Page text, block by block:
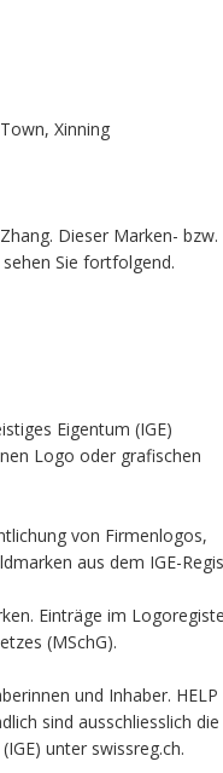
Xinning
Dieser Marken- bzw.
Sie fortfolgend.
Eigentum (IGE)
Logo oder grafischen
von Firmenlogos,
aus dem IGE-
Einträge im
(MSchG).
und Inhaber. HELP
sind ausschliesslich die
unter swissreg.ch.